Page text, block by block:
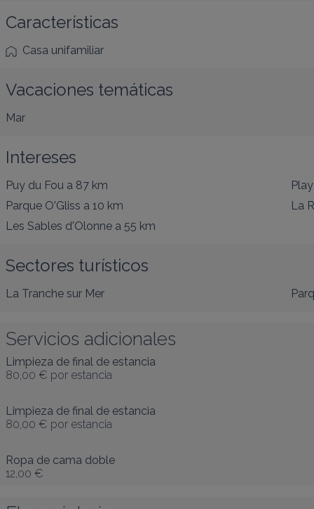
Características
Casa unifamiliar
Vacaciones temáticas
Mar
Intereses
Puy du Fou a 87 km
Parque O'Gliss a 10 km
La
Les Sables d'Olonne a 55 km
Sectores turísticos
La Tranche sur Mer
Servicios adicionales
Limpieza de final de estancia
80,00 € por estancia
Limpieza de final de estancia
80,00 € por estancia
Ropa de cama doble
12,00 €